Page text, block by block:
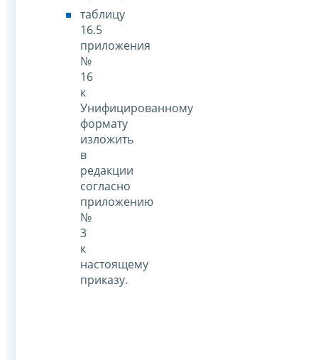
таблицу
16.5
приложения
№
16
к
Унифицированному
формату
изложить
в
редакции
согласно
приложению
№
3
к
настоящему
приказу.